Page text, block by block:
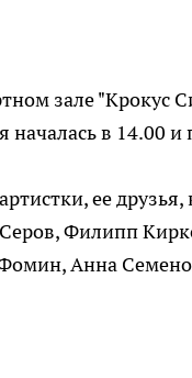
зале "Крокус
началась в 14.00 и
ее
Филипп
Анна